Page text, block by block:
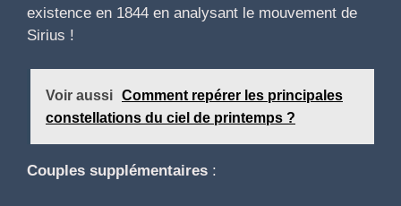
existence en 1844 en analysant le mouvement de
Sirius !
Voir aussi Comment repérer les principales
constellations du ciel de printemps ?
Couples supplémentaires :